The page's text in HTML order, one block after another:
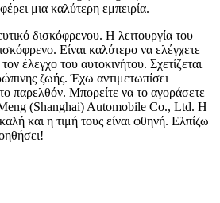
μια καλύτερη εμπειρία.
δισκόφρενου. Η λειτουργία του
Είναι καλύτερο να ελέγχετε
έλεγχο του αυτοκινήτου. Σχετίζεται
ζωής. Έχω αντιμετωπίσει
παρελθόν. Μπορείτε να το αγοράσετε
(Shanghai) Automobile Co., Ltd. Η
και η τιμή τους είναι φθηνή. Ελπίζω